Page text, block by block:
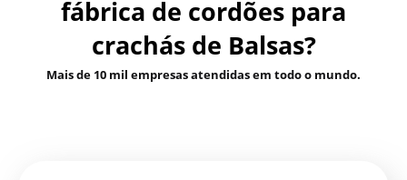
fábrica de cordões para
crachás de Balsas?
Mais de 10 mil empresas atendidas em todo o mundo.